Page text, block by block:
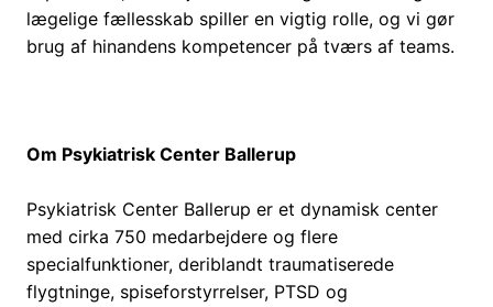
lægelige fællesskab spiller en vigtig rolle, og vi gør
brug af hinandens kompetencer på tværs af teams.
Om Psykiatrisk Center Ballerup
Psykiatrisk Center Ballerup er et dynamisk center
med cirka 750 medarbejdere og flere
specialfunktioner, deriblandt traumatiserede
flygtninge, spiseforstyrrelser, PTSD og